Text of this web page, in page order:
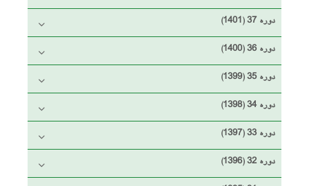
دوره 37 (1401)
دوره 36 (1400)
دوره 35 (1399)
دوره 34 (1398)
دوره 33 (1397)
دوره 32 (1396)